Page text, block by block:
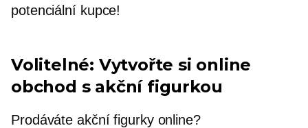
potenciální kupce!
Volitelné: Vytvořte si online
obchod s akční figurkou
Prodáváte akční figurky online?